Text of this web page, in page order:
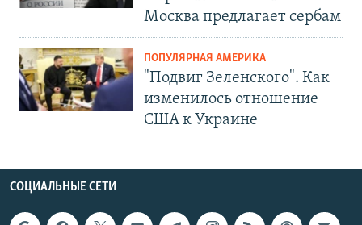
Москва предлагает сербам
ПОПУЛЯРНАЯ АМЕРИКА
"Подвиг Зеленского". Как
изменилось отношение
США к Украине
СОЦИАЛЬНЫЕ СЕТИ